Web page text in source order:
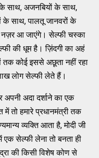
साथ, अजनबियों के साथ,
के साथ, पालतू जानवरों के
आ जाएंगे। सेल्फी चस्का
की धूम है। ज़िंदगी का अहं
तक कोई इससे अछूता नहीं रहा
लोग सेल्फी लेते हैं।
अपनी अदा दर्शाने का एक
तो हमारे प्रधानमंत्री तक
व्यक्ति आता है, मोदी जी
सेल्फी लेना तो बनता ही
की किसी विशेष कोण से